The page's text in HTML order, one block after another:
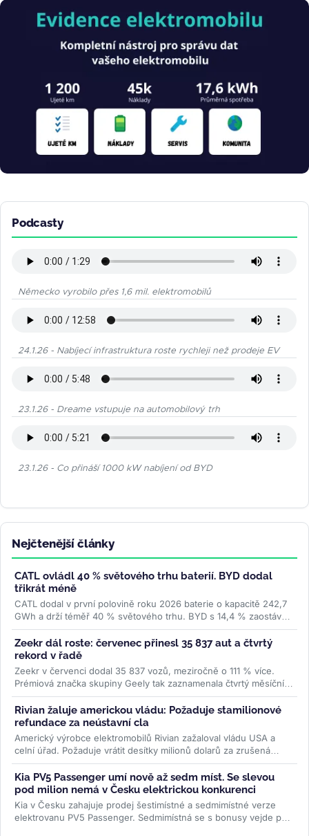
Obrázek
Podcasty
Německo vyrobilo přes 1,6 mil. elektromobilů
24.1.26 - Nabíjecí infrastruktura roste rychleji než prodeje EV
23.1.26 - Dreame vstupuje na automobilový trh
23.1.26 - Co přináší 1000 kW nabíjení od BYD
Nejčtenější články
CATL ovládl 40 % světového trhu baterií. BYD dodal
třikrát méně
CATL dodal v první polovině roku 2026 baterie o kapacitě 242,7
GWh a drží téměř 40 % světového trhu. BYD s 14,4 % zaostává
trojnásobně....>>
Zeekr dál roste: červenec přinesl 35 837 aut a čtvrtý
rekord v řadě
Zeekr v červenci dodal 35 837 vozů, meziročně o 111 % více.
Prémiová značka skupiny Geely tak zaznamenala čtvrtý měsíční
rekord po...>>
Rivian žaluje americkou vládu: Požaduje stamilionové
refundace za neústavní cla
Americký výrobce elektromobilů Rivian zažaloval vládu USA a
celní úřad. Požaduje vrátit desítky milionů dolarů za zrušená
Trumpova...>>
Kia PV5 Passenger umí nově až sedm míst. Se slevou
pod milion nemá v Česku elektrickou konkurenci
Kia v Česku zahajuje prodej šestimístné a sedmimístné verze
elektrovanu PV5 Passenger. Sedmimístná se s bonusy vejde pod